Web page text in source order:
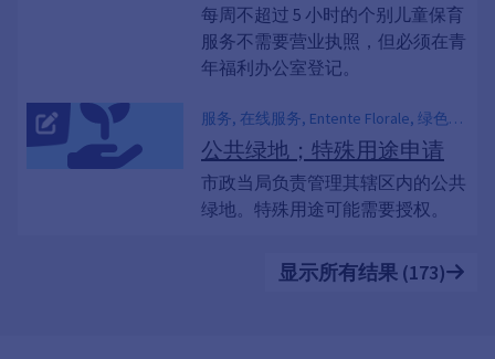
每周不超过 5 小时的个别儿童保育
服务不需要营业执照，但必须在青
年福利办公室登记。
服务, 在线服务, Entente Florale, 绿色空
间, 绿地管理
公共绿地；特殊用途申请
市政当局负责管理其辖区内的公共
绿地。特殊用途可能需要授权。
显示所有结果 (173)